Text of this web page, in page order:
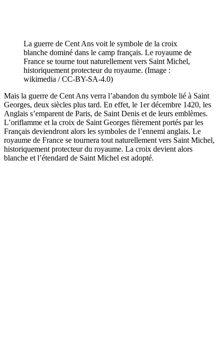
La guerre de Cent Ans voit le symbole de la croix
blanche dominé dans le camp français. Le royaume de
France se tourne tout naturellement vers Saint Michel,
historiquement protecteur du royaume. (Image :
wikimedia / CC-BY-SA-4.0)
Mais la guerre de Cent Ans verra l’abandon du symbole lié à Saint
Georges, deux siècles plus tard. En effet, le 1er décembre 1420, les
Anglais s’emparent de Paris, de Saint Denis et de leurs emblèmes.
L’oriflamme et la croix de Saint Georges fièrement portés par les
Français deviendront alors les symboles de l’ennemi anglais. Le
royaume de France se tournera tout naturellement vers Saint Michel,
historiquement protecteur du royaume. La croix devient alors
blanche et l’étendard de Saint Michel est adopté.